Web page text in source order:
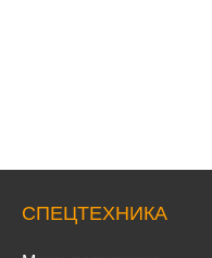
СПЕЦТЕХНИКА